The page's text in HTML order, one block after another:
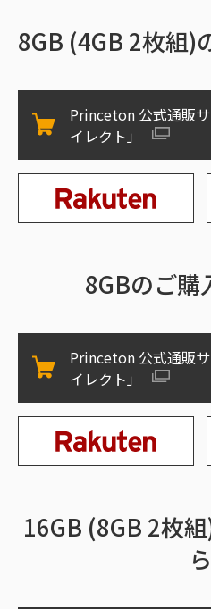
8GB (4GB 2枚組)
Princeton 公式通販
イレクト」
8GBのご購
Princeton 公式通販
イレクト」
16GB (8GB 2枚
ら